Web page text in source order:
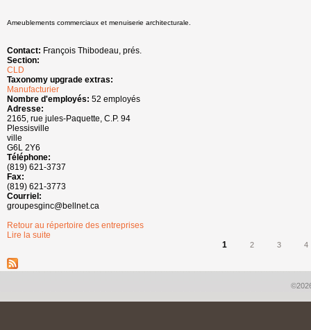
Ameublements commerciaux et menuiserie architecturale.
Contact: François Thibodeau, prés.
Section:
CLD
Taxonomy upgrade extras:
Manufacturier
Nombre d'employés: 52 employés
Adresse:
2165, rue jules-Paquette, C.P. 94
Plessisville
ville
G6L 2Y6
Téléphone:
(819) 621-3737
Fax:
(819) 621-3773
Courriel:
groupesginc@bellnet.ca
Retour au répertoire des entreprises
Lire la suite
Pages
1 2 3 4